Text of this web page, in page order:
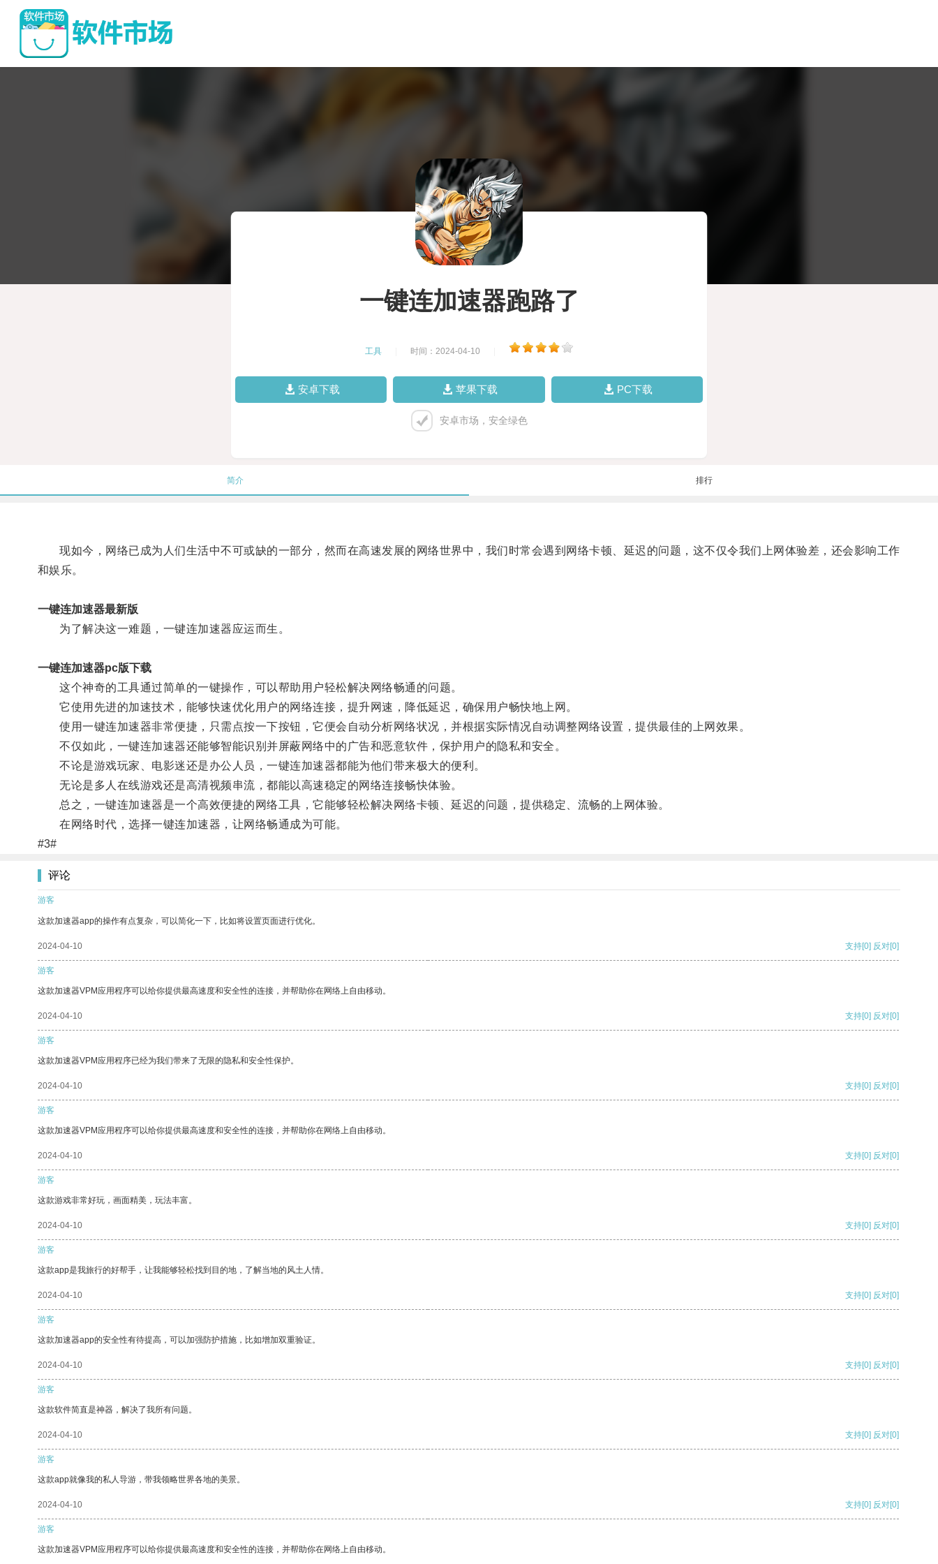
一键连加速器跑路了
工具 时间：2024-04-10
安卓下载 苹果下载 PC下载
安卓市场，安全绿色
简介 排行
现如今，网络已成为人们生活中不可或缺的一部分，然而在高速发展的网络世界中，我们时常会遇到网络卡顿、延迟的问题，这不仅令我们上网体验差，还会影响工作
和娱乐。
一键连加速器最新版
为了解决这一难题，一键连加速器应运而生。
一键连加速器pc版下载
这个神奇的工具通过简单的一键操作，可以帮助用户轻松解决网络畅通的问题。
它使用先进的加速技术，能够快速优化用户的网络连接，提升网速，降低延迟，确保用户畅快地上网。
使用一键连加速器非常便捷，只需点按一下按钮，它便会自动分析网络状况，并根据实际情况自动调整网络设置，提供最佳的上网效果。
不仅如此，一键连加速器还能够智能识别并屏蔽网络中的广告和恶意软件，保护用户的隐私和安全。
不论是游戏玩家、电影迷还是办公人员，一键连加速器都能为他们带来极大的便利。
无论是多人在线游戏还是高清视频串流，都能以高速稳定的网络连接畅快体验。
总之，一键连加速器是一个高效便捷的网络工具，它能够轻松解决网络卡顿、延迟的问题，提供稳定、流畅的上网体验。
在网络时代，选择一键连加速器，让网络畅通成为可能。
#3#
评论
游客
这款加速器app的操作有点复杂，可以简化一下，比如将设置页面进行优化。
2024-04-10 支持[0] 反对[0]
游客
这款加速器VPM应用程序可以给你提供最高速度和安全性的连接，并帮助你在网络上自由移动。
2024-04-10 支持[0] 反对[0]
游客
这款加速器VPM应用程序已经为我们带来了无限的隐私和安全性保护。
2024-04-10 支持[0] 反对[0]
游客
这款加速器VPM应用程序可以给你提供最高速度和安全性的连接，并帮助你在网络上自由移动。
2024-04-10 支持[0] 反对[0]
游客
这款游戏非常好玩，画面精美，玩法丰富。
2024-04-10 支持[0] 反对[0]
游客
这款app是我旅行的好帮手，让我能够轻松找到目的地，了解当地的风土人情。
2024-04-10 支持[0] 反对[0]
游客
这款加速器app的安全性有待提高，可以加强防护措施，比如增加双重验证。
2024-04-10 支持[0] 反对[0]
游客
这款软件简直是神器，解决了我所有问题。
2024-04-10 支持[0] 反对[0]
游客
这款app就像我的私人导游，带我领略世界各地的美景。
2024-04-10 支持[0] 反对[0]
游客
这款加速器VPM应用程序可以给你提供最高速度和安全性的连接，并帮助你在网络上自由移动。